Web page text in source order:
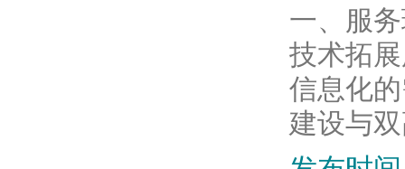
一、服
技术拓
信息化
建设与